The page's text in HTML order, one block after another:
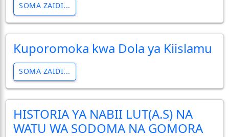
SOMA ZAIDI...
Kuporomoka kwa Dola ya Kiislamu
SOMA ZAIDI...
HISTORIA YA NABII LUT(A.S) NA
WATU WA SODOMA NA GOMORA